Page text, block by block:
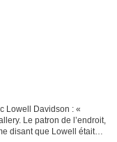
Lowell Davidson : «
Le patron de l’endroit,
disant que Lowell était